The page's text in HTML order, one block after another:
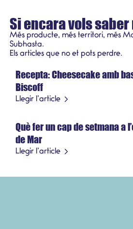
Si encara vols saber
Més producte, més territori, més
Subhasta.
Els articles que no et pots perdre.
21 de juliol del 2026
Receptes
Recepta: Cheesecake amb
Biscoff
Llegir l’article
3 de juliol del 2026
Producte de temporada
Què fer un cap de setmana a
de Mar
Llegir l’article